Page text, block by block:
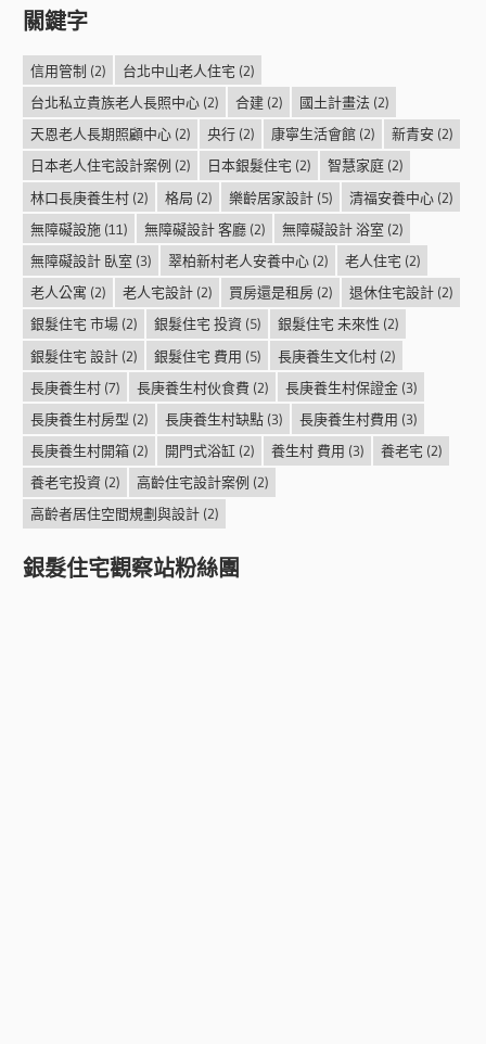
關鍵字
信用管制 (2) 台北中山老人住宅 (2)
台北私立貴族老人長照中心(2) 合建(2) 國土計畫法(2)
天恩老人長期照顧中心(2) 央行(2) 康寧生活會館(2) 新青安 (2)
日本老人住宅設計案例 (2) 日本銀髮住宅 (2) 智慧家庭(2)
林口長庚養生村(2) 格局 (2) 樂齡居家設計(5) 清福安養中心(2)
無障礙設施(11) 無障礙設計 客廳(2) 無障礙設計 浴室 (2)
無障礙設計 臥室 (3) 翠柏新村老人安養中心(2) 老人住宅 (2)
老人公寓 (2) 老人宅設計(2) 買房還是租房(2) 退休住宅設計(2)
銀髮住宅 市場(2) 銀髮住宅 投資(5) 銀髮住宅 未來性 (2)
銀髮住宅 設計(2) 銀髮住宅 費用 (5) 長庚養生文化村(2)
長庚養生村(7) 長庚養生村伙食費 (2) 長庚養生村保證金(3)
長庚養生村房型 (2) 長庚養生村缺點(3) 長庚養生村費用 (3)
長庚養生村開箱(2) 開門式浴缸(2) 養生村 費用 (3) 養老宅 (2)
養老宅投資(2) 高齡住宅設計案例 (2)
高齡者居住空間規劃與設計(2)
銀髮住宅觀察站粉絲團